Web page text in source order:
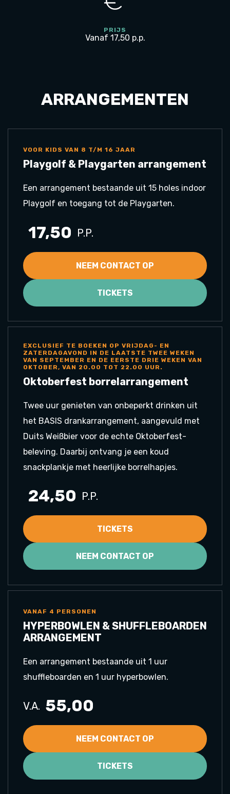
PRIJS
Vanaf 17,50 p.p.
ARRANGEMENTEN
VOOR KIDS VAN 8 T/M 16 JAAR
Playgolf & Playgarten arrangement
Een arrangement bestaande uit 15 holes indoor
Playgolf en toegang tot de Playgarten.
17,50 P.P.
NEEM CONTACT OP
TICKETS
EXCLUSIEF TE BOEKEN OP VRIJDAG- EN
ZATERDAGAVOND IN DE LAATSTE TWEE WEKEN
VAN SEPTEMBER EN DE EERSTE DRIE WEKEN VAN
OKTOBER, VAN 20.00 TOT 22.00 UUR.
Oktoberfest borrelarrangement
Twee uur genieten van onbeperkt drinken uit
het BASIS drankarrangement, aangevuld met
Duits Weißbier voor de echte Oktoberfest-
beleving. Daarbij ontvang je een koud
snackplankje met heerlijke borrelhapjes.
24,50 P.P.
TICKETS
NEEM CONTACT OP
VANAF 4 PERSONEN
HYPERBOWLEN & SHUFFLEBOARDEN
ARRANGEMENT
Een arrangement bestaande uit 1 uur
shuffleboarden en 1 uur hyperbowlen.
V.A. 55,00
NEEM CONTACT OP
TICKETS